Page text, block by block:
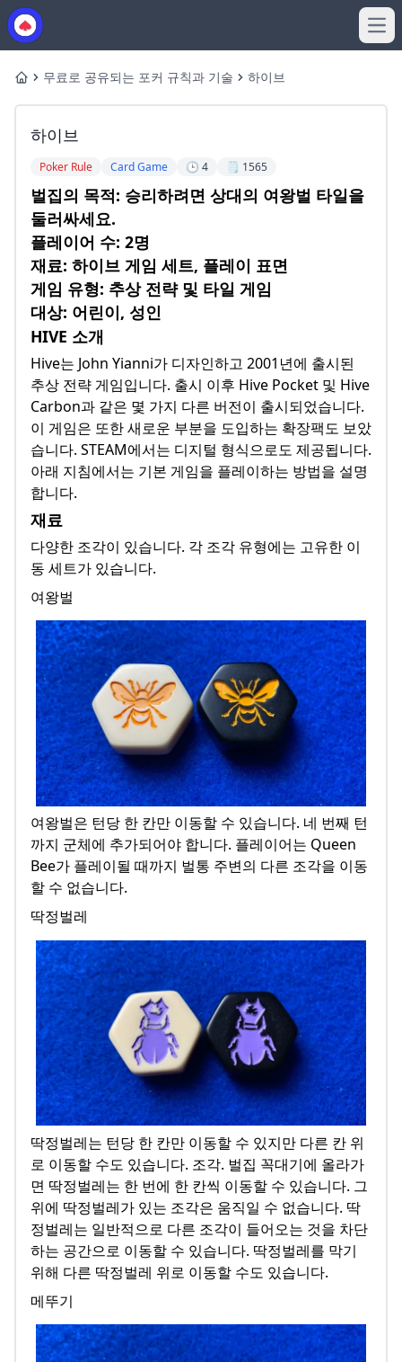
Home무료로 공유되는 포커 규칙과 기술 하이브
하이브
Poker Rule Card Game 🕒 4 🗒️ 1565
벌집의 목적: 승리하려면 상대의 여왕벌 타일을
둘러싸세요.
플레이어 수: 2명
재료: 하이브 게임 세트, 플레이 표면
게임 유형: 추상 전략 및 타일 게임
대상: 어린이, 성인
HIVE 소개
Hive는 John Yianni가 디자인하고 2001년에 출시된
추상 전략 게임입니다. 출시 이후 Hive Pocket 및 Hive
Carbon과 같은 몇 가지 다른 버전이 출시되었습니다.
이 게임은 또한 새로운 부분을 도입하는 확장팩도 보았
습니다. STEAM에서는 디지털 형식으로도 제공됩니다.
아래 지침에서는 기본 게임을 플레이하는 방법을 설명
합니다.
재료
다양한 조각이 있습니다. 각 조각 유형에는 고유한 이
동 세트가 있습니다.
여왕벌
여왕벌은 턴당 한 칸만 이동할 수 있습니다. 네 번째 턴
까지 군체에 추가되어야 합니다. 플레이어는 Queen
Bee가 플레이될 때까지 벌통 주변의 다른 조각을 이동
할 수 없습니다.
딱정벌레
딱정벌레는 턴당 한 칸만 이동할 수 있지만 다른 칸 위
로 이동할 수도 있습니다. 조각. 벌집 꼭대기에 올라가
면 딱정벌레는 한 번에 한 칸씩 이동할 수 있습니다. 그
위에 딱정벌레가 있는 조각은 움직일 수 없습니다. 딱
정벌레는 일반적으로 다른 조각이 들어오는 것을 차단
하는 공간으로 이동할 수 있습니다. 딱정벌레를 막기
위해 다른 딱정벌레 위로 이동할 수도 있습니다.
메뚜기